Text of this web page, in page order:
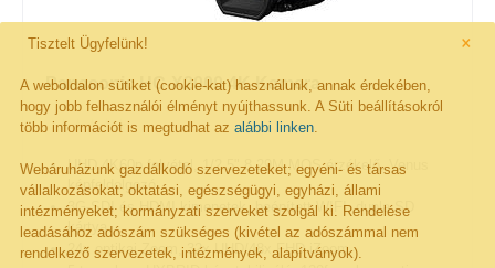
×
Tisztelt Ügyfelünk!
A weboldalon sütiket (cookie-kat) használunk, annak érdekében,
hogy jobb felhasználói élményt nyújthassunk. A Süti beállításokról
több információt is megtudhat az alábbi linken.
Webáruházunk gazdálkodó szervezeteket; egyéni- és társas
vállalkozásokat; oktatási, egészségügyi, egyházi, állami
intézményeket; kormányzati szerveket szolgál ki. Rendelése
leadásához adószám szükséges (kivétel az adószámmal nem
rendelkező szervezetek, intézmények, alapítványok).
Panasonic HC-X2000 4K Kamera
UHD 4K60p felvétel, 1/2.5" 8.29M MOS érzékelő, Venus
képfeldolgozó
3G-SDI és HDMI kimenetek, beépített WIFI, dupla SD
kártya
24x optikai Zoom, 32x UHD/48x FHD iZoom